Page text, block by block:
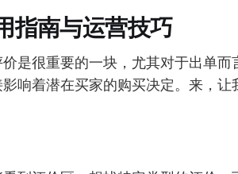
指南与运营技巧
是很重要的一块，尤其对于出单而
响着潜在买家的购买决定。来，让